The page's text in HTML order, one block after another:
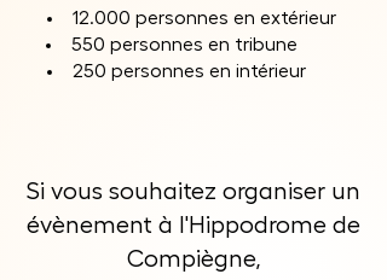
12.000 personnes en extérieur
550 personnes en tribune
250 personnes en intérieur
Si vous souhaitez organiser un
évènement à l'Hippodrome de
Compiègne,